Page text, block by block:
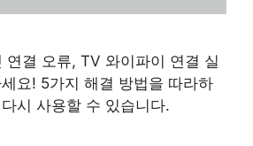
연결 오류, TV 와이파이 연결 실
요! 5가지 해결 방법을 따라하
시 사용할 수 있습니다.